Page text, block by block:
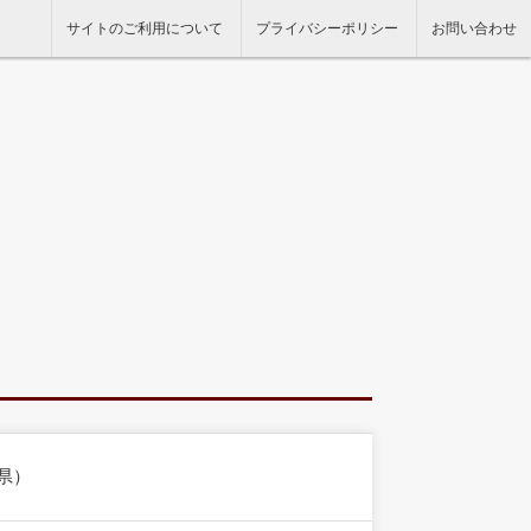
サイトのご利用について プライバシーポリシー お問い合わせ
）